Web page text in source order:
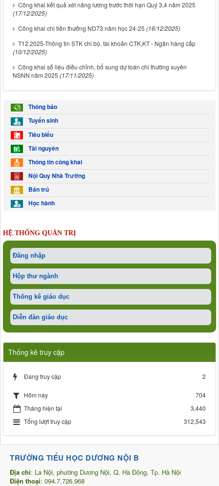
Công khai kết quả xét nâng lương trước thời hạn Quý 3,4 năm 2025
(17/12/2025)
Công khai chi tiền thưởng ND73 năm học 24-25 (16/12/2025)
T12.2025-Thông tin STK chi bộ, tài khoản CTK,KT - Ngân hàng cấp
(10/12/2025)
Công khai số liệu điều chỉnh, bổ sung dự toán chi thường xuyên
NSNN năm 2025 (17/11/2025)
Thông báo
Tuyển sinh
Tiêu biểu
Tài nguyên
Thông tin công khai
Nội Quy Nhà Trường
Bán trú
Học hành
HỆ THỐNG QUẢN TRỊ
Đăng nhập
Hộp thư ngành
Thống kê giáo dục
Diễn đàn giáo dục
Thống kê truy cập
Đang truy cập 2
Hôm nay
704
Tháng hiện tại
3,440
Tổng lượt truy cập
312,543
TRƯỜNG TIỂU HỌC DƯƠNG NỘI B
Địa chỉ: La Nội, phường Dương Nội, Q. Hà Đông, Tp. Hà Nội
Điện thoại: 094.7.726.968